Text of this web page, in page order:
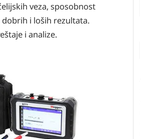
veza, sposobnost
i loših rezultata.
i analize.